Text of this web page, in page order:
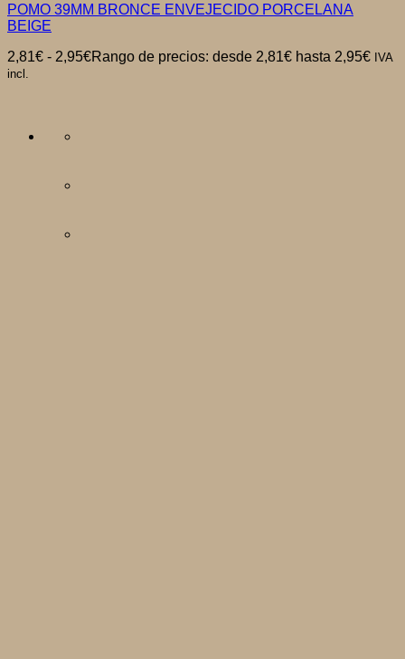
POMO 39MM BRONCE ENVEJECIDO PORCELANA
BEIGE
2,81€ - 2,95€Rango de precios: desde 2,81€ hasta 2,95€ IVA
incl.